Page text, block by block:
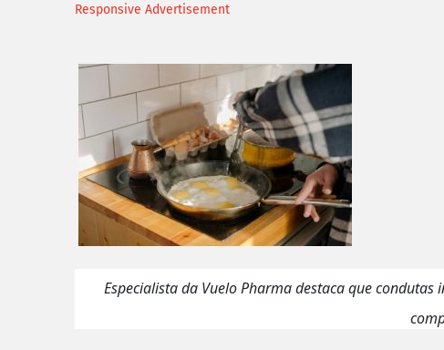
Responsive Advertisement
Especialista da Vuelo Pharma destaca que